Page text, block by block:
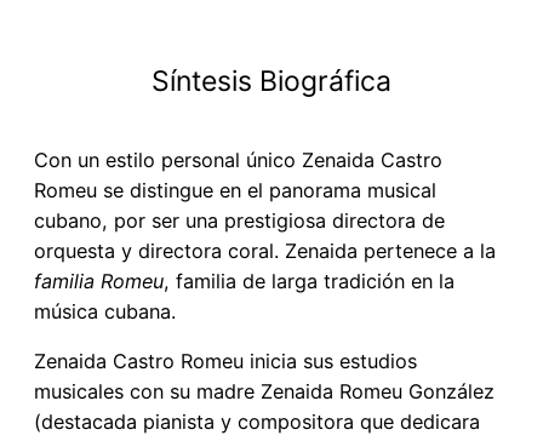
Síntesis Biográfica
Con un estilo personal único Zenaida Castro
Romeu se distingue en el panorama musical
cubano, por ser una prestigiosa directora de
orquesta y directora coral. Zenaida pertenece a la
familia Romeu, familia de larga tradición en la
música cubana.
Zenaida Castro Romeu inicia sus estudios
musicales con su madre Zenaida Romeu González
(destacada pianista y compositora que dedicara